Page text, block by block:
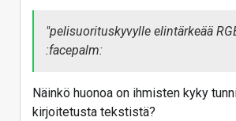
"pelisuorituskyvylle elintärkeää
:facepalm:
Näinkö huonoa on ihmisten kyky
kirjoitetusta tekstistä?